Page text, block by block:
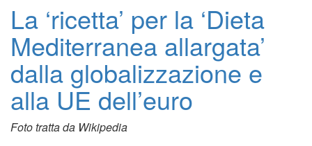
La ‘ricetta’ per la ‘Dieta
Mediterranea allargata’
dalla globalizzazione e
alla UE dell’euro
Foto tratta da Wikipedia